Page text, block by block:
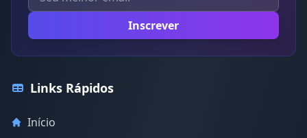
Inscrever
Links Rápidos
Início